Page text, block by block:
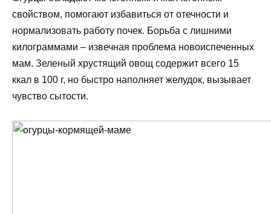
свойством, помогают избавиться от отечности и
нормализовать работу почек. Борьба с лишними
килограммами – извечная проблема новоиспеченных
мам. Зеленый хрустящий овощ содержит всего 15
ккал в 100 г, но быстро наполняет желудок, вызывает
чувство сытости.